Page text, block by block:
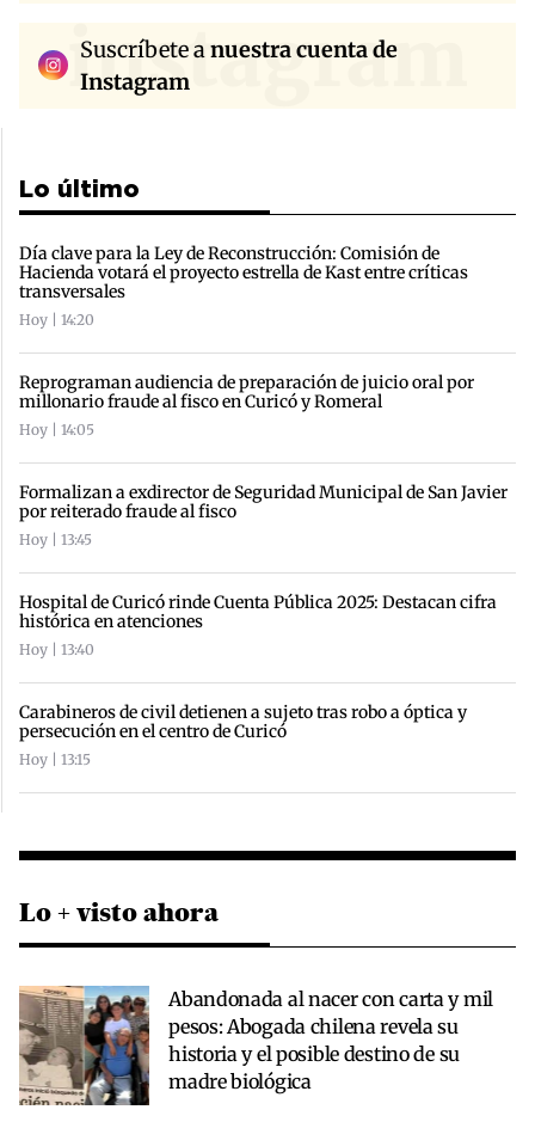
instagram
Suscríbete a nuestra cuenta de
Instagram
Lo último
Día clave para la Ley de Reconstrucción: Comisión de
Hacienda votará el proyecto estrella de Kast entre críticas
transversales
Hoy | 14:20
Reprograman audiencia de preparación de juicio oral por
millonario fraude al fisco en Curicó y Romeral
Hoy | 14:05
Formalizan a exdirector de Seguridad Municipal de San Javier
por reiterado fraude al fisco
Hoy | 13:45
Hospital de Curicó rinde Cuenta Pública 2025: Destacan cifra
histórica en atenciones
Hoy | 13:40
Carabineros de civil detienen a sujeto tras robo a óptica y
persecución en el centro de Curicó
Hoy | 13:15
Lo + visto ahora
Abandonada al nacer con carta y mil
pesos: Abogada chilena revela su
historia y el posible destino de su
madre biológica